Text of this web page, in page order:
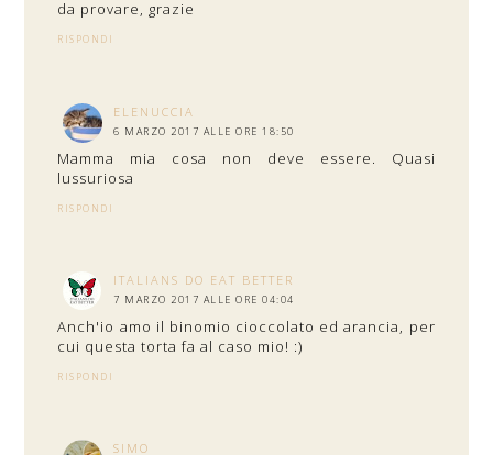
da provare, grazie
RISPONDI
ELENUCCIA
6 MARZO 2017 ALLE ORE 18:50
Mamma mia cosa non deve essere. Quasi
lussuriosa
RISPONDI
ITALIANS DO EAT BETTER
7 MARZO 2017 ALLE ORE 04:04
Anch'io amo il binomio cioccolato ed arancia, per
cui questa torta fa al caso mio! :)
RISPONDI
SIMO